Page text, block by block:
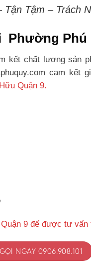
Tận Tậm – Trách
Phường Phú
kết chất lượng sản
cam kết
Quận 9.
9 để được tư vấn
GỌI NGAY 0906.908.101